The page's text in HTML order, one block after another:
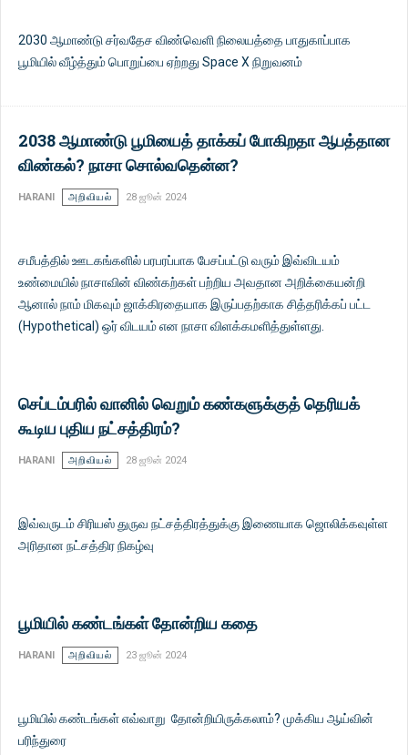
2030 ஆமாண்டு சர்வதேச விண்வெளி நிலையத்தை பாதுகாப்பாக
பூமியில் வீழ்த்தும் பொறுப்பை ஏற்றது Space X நிறுவனம்
2038 ஆமாண்டு பூமியைத் தாக்கப் போகிறதா ஆபத்தான
விண்கல்? நாசா சொல்வதென்ன?
HARANI அறிவியல் 28 ஜூன் 2024
சமீபத்தில் ஊடகங்களில் பரபரப்பாக பேசப்பட்டு வரும் இவ்விடயம்
உண்மையில் நாசாவின் விண்கற்கள் பற்றிய அவதான அறிக்கையன்றி
ஆனால் நாம் மிகவும் ஜாக்கிரதையாக இருப்பதற்காக சித்தரிக்கப் பட்ட
(Hypothetical) ஒர் விடயம் என நாசா விளக்கமளித்துள்ளது.
செப்டம்பரில் வானில் வெறும் கண்களுக்குத் தெரியக்
கூடிய புதிய நட்சத்திரம்?
HARANI அறிவியல் 28 ஜூன் 2024
இவ்வருடம் சிரியஸ் துருவ நட்சத்திரத்துக்கு இணையாக ஜொலிக்கவுள்ள
அரிதான நட்சத்திர நிகழ்வு
பூமியில் கண்டங்கள் தோன்றிய கதை
HARANI அறிவியல் 23 ஜூன் 2024
பூமியில் கண்டங்கள் எவ்வாறு தோன்றியிருக்கலாம்? முக்கிய ஆய்வின்
பரிந்துரை